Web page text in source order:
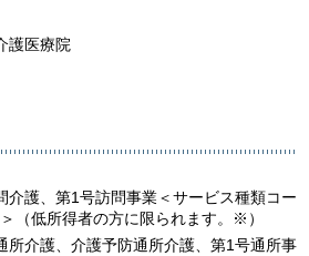
護医療院
介護、第1号訪問事業＜サービス種類コー
（低所得者の方に限られます。※）
所介護、介護予防通所介護、第1号通所事